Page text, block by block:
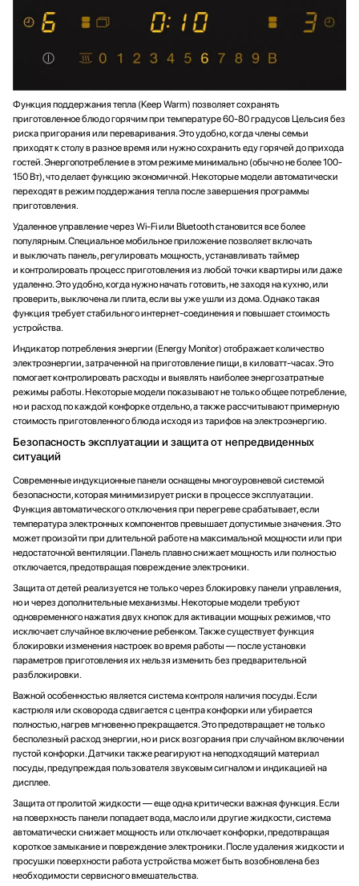
Функция поддержания тепла (Keep Warm) позволяет сохранять
приготовленное блюдо горячим при температуре 60-80 градусов Цельсия без
риска пригорания или переваривания. Это удобно, когда члены семьи
приходят к столу в разное время или нужно сохранить еду горячей до прихода
гостей. Энергопотребление в этом режиме минимально (обычно не более 100-
150 Вт), что делает функцию экономичной. Некоторые модели автоматически
переходят в режим поддержания тепла после завершения программы
приготовления.
Удаленное управление через Wi-Fi или Bluetooth становится все более
популярным. Специальное мобильное приложение позволяет включать
и выключать панель, регулировать мощность, устанавливать таймер
и контролировать процесс приготовления из любой точки квартиры или даже
удаленно. Это удобно, когда нужно начать готовить, не заходя на кухню, или
проверить, выключена ли плита, если вы уже ушли из дома. Однако такая
функция требует стабильного интернет-соединения и повышает стоимость
устройства.
Индикатор потребления энергии (Energy Monitor) отображает количество
электроэнергии, затраченной на приготовление пищи, в киловатт-часах. Это
помогает контролировать расходы и выявлять наиболее энергозатратные
режимы работы. Некоторые модели показывают не только общее потребление,
но и расход по каждой конфорке отдельно, а также рассчитывают примерную
стоимость приготовленного блюда исходя из тарифов на электроэнергию.
Безопасность эксплуатации и защита от непредвиденных
ситуаций
Современные индукционные панели оснащены многоуровневой системой
безопасности, которая минимизирует риски в процессе эксплуатации.
Функция автоматического отключения при перегреве срабатывает, если
температура электронных компонентов превышает допустимые значения. Это
может произойти при длительной работе на максимальной мощности или при
недостаточной вентиляции. Панель плавно снижает мощность или полностью
отключается, предотвращая повреждение электроники.
Защита от детей реализуется не только через блокировку панели управления,
но и через дополнительные механизмы. Некоторые модели требуют
одновременного нажатия двух кнопок для активации мощных режимов, что
исключает случайное включение ребенком. Также существует функция
блокировки изменения настроек во время работы — после установки
параметров приготовления их нельзя изменить без предварительной
разблокировки.
Важной особенностью является система контроля наличия посуды. Если
кастрюля или сковорода сдвигается с центра конфорки или убирается
полностью, нагрев мгновенно прекращается. Это предотвращает не только
бесполезный расход энергии, но и риск возгорания при случайном включении
пустой конфорки. Датчики также реагируют на неподходящий материал
посуды, предупреждая пользователя звуковым сигналом и индикацией на
дисплее.
Защита от пролитой жидкости — еще одна критически важная функция. Если
на поверхность панели попадает вода, масло или другие жидкости, система
автоматически снижает мощность или отключает конфорки, предотвращая
короткое замыкание и повреждение электроники. После удаления жидкости и
просушки поверхности работа устройства может быть возобновлена без
необходимости сервисного вмешательства.